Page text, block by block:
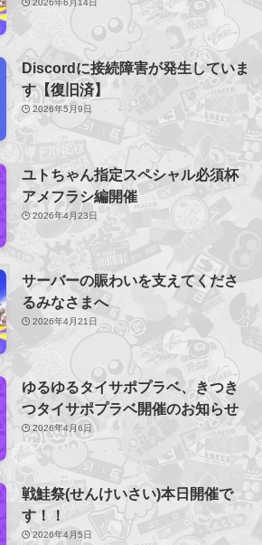
2026年6月14日
Discordに接続障害が発生していま
す【復旧済】
2026年5月9日
ユトちゃん指定スペシャル必須杯
アメフラシ編開催
2026年4月23日
サーバーの賑わいを支えてくださ
るみなさまへ
2026年4月21日
ゆるゆるタイサポプラベ、きつき
つタイサポプラベ開催のお知らせ
2026年4月6日
戦鮭祭(せんけいさい)本日開催で
す！！
2026年4月5日